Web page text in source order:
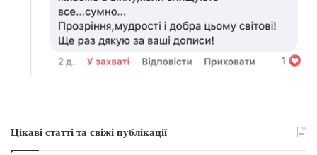
Цікаві статті та свіжі публікації